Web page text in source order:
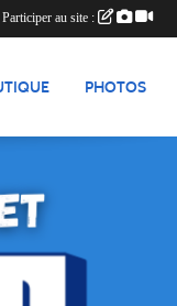
PHOTOS
Participer au site :